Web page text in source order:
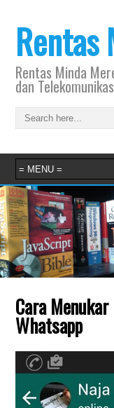
Rentas
Rentas Minda
dan
Cara
Whatsapp